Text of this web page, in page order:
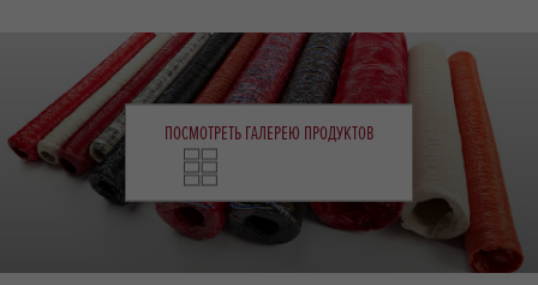
ПОСМОТРЕТЬ ГАЛЕРЕЮ ПРОДУКТОВ